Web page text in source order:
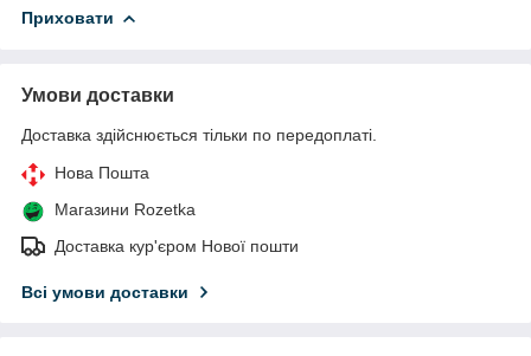
Приховати
Умови доставки
Доставка здійснюється тільки по передоплаті.
Нова Пошта
Магазини Rozetka
Доставка кур'єром Нової пошти
Всі умови доставки